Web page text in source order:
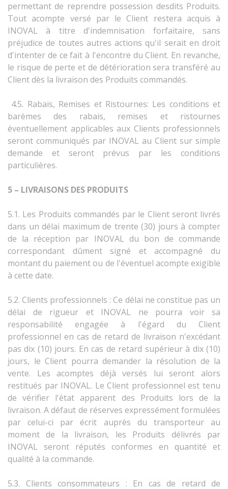
permettant de reprendre possession desdits Produits.
Tout acompte versé par le Client restera acquis à
INOVAL à titre d'indemnisation forfaitaire, sans
préjudice de toutes autres actions qu'il serait en droit
d'intenter de ce fait à l'encontre du Client. En revanche,
le risque de perte et de détérioration sera transféré au
Client dès la livraison des Produits commandés.
4.5. Rabais, Remises et Ristournes: Les conditions et
barèmes des rabais, remises et ristournes
éventuellement applicables aux Clients professionnels
seront communiqués par INOVAL au Client sur simple
demande et seront prévus par les conditions
particulières.
5 – LIVRAISONS DES PRODUITS
5.1. Les Produits commandés par le Client seront livrés
dans un délai maximum de trente (30) jours à compter
de la réception par INOVAL du bon de commande
correspondant dûment signé et accompagné du
montant du paiement ou de l'éventuel acompte exigible
à cette date.
5.2. Clients professionnels : Ce délai ne constitue pas un
délai de rigueur et INOVAL ne pourra voir sa
responsabilité engagée à l'égard du Client
professionnel en cas de retard de livraison n'excédant
pas dix (10) jours. En cas de retard supérieur à dix (10)
jours, le Client pourra demander la résolution de la
vente. Les acomptes déjà versés lui seront alors
restitués par INOVAL. Le Client professionnel est tenu
de vérifier l'état apparent des Produits lors de la
livraison. A défaut de réserves expressément formulées
par celui-ci par écrit auprès du transporteur au
moment de la livraison, les Produits délivrés par
INOVAL seront réputés conformes en quantité et
qualité à la commande.
5.3. Clients consommateurs : En cas de retard de